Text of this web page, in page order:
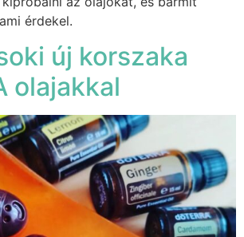
érdekel.
új korszaka
olajakkal